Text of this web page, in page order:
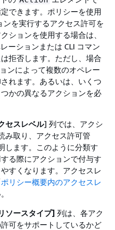
できます。ポリシーを使用
ンを実行するアクセス許可を
ションを使用する場合は、
ーションまたは CLI コマン
拒否します。ただし、場合
ンによって複数のオペレー
れます。あるいは、いくつ
かの異なるアクションを必
セスレベル] 列では、アクシ
み取り、アクセス許可管
します。このように分類す
る際にアクションで付与す
すくなります。アクセスレ
ポリシー概要内のアクセスレ
ソースタイプ] 列は、各アク
可をサポートしているかど